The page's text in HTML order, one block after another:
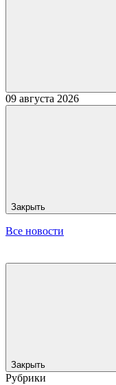
09 августа 2026
Закрыть
Все новости
Закрыть
Рубрики